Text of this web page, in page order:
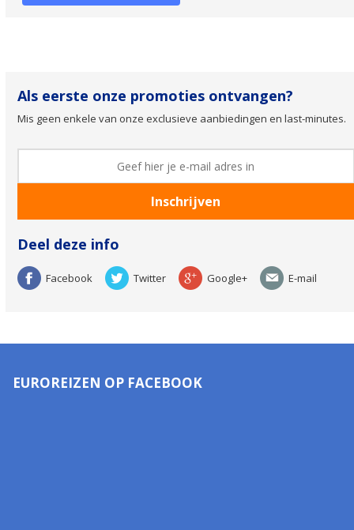
Als eerste onze promoties ontvangen?
Mis geen enkele van onze exclusieve aanbiedingen en last-minutes.
Deel deze info
Facebook Twitter Google+ E-mail
EUROREIZEN OP FACEBOOK